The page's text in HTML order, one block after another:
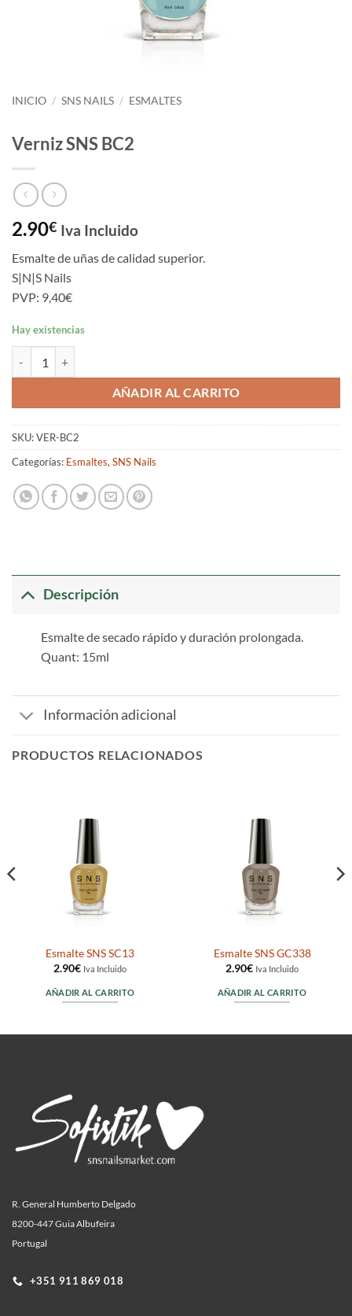
INICIO / SNS NAILS / ESMALTES
Verniz SNS BC2
2.90€ Iva Incluido
Esmalte de uñas de calidad superior.
S|N|S Nails
PVP: 9,40€
Hay existencias
AÑADIR AL CARRITO
SKU:VER-BC2
Categorías: Esmaltes, SNS Nails
Descripción
Esmalte de secado rápido y duración prolongada.
Quant: 15ml
Información adicional
PRODUCTOS RELACIONADOS
Esmalte SNS SC13
2.90€ Iva Incluido
AÑADIR AL CARRITO
Esmalte SNS GC338
2.90€ Iva Incluido
AÑADIR AL CARRITO
R. General Humberto Delgado
8200-447 Guia Albufeira
Portugal
+351 911 869 018